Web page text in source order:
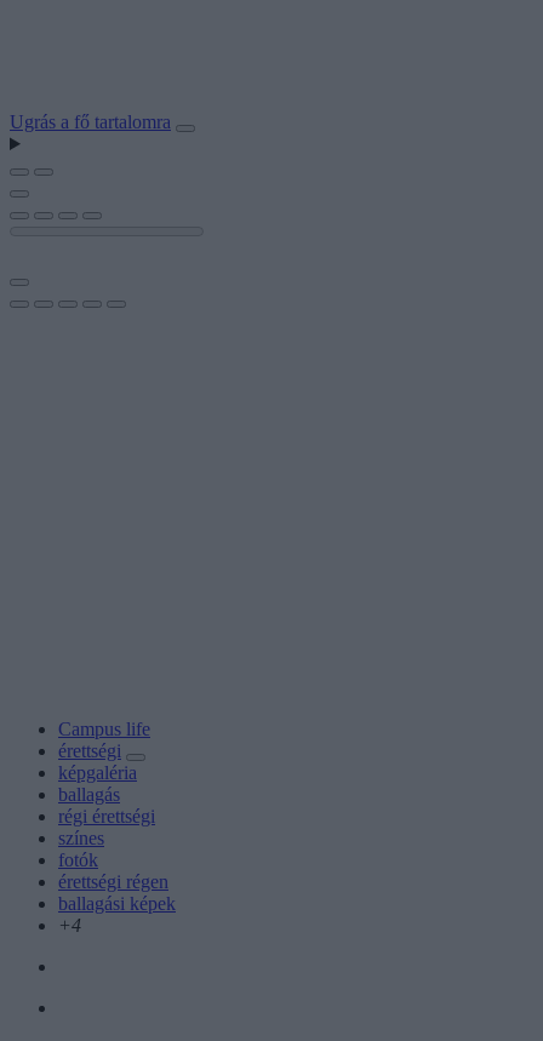
Ugrás a fő tartalomra
Campus life
érettségi
képgaléria
ballagás
régi érettségi
színes
fotók
érettségi régen
ballagási képek
+4